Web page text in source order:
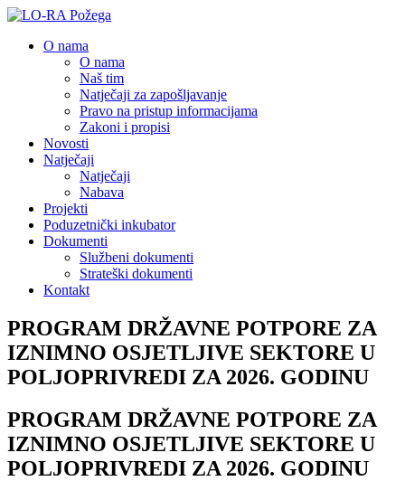
O nama
O nama
Naš tim
Natječaji za zapošljavanje
Pravo na pristup informacijama
Zakoni i propisi
Novosti
Natječaji
Natječaji
Nabava
Projekti
Poduzetnički inkubator
Dokumenti
Službeni dokumenti
Strateški dokumenti
Kontakt
PROGRAM DRŽAVNE POTPORE ZA
IZNIMNO OSJETLJIVE SEKTORE U
POLJOPRIVREDI ZA 2026. GODINU
PROGRAM DRŽAVNE POTPORE ZA
IZNIMNO OSJETLJIVE SEKTORE U
POLJOPRIVREDI ZA 2026. GODINU